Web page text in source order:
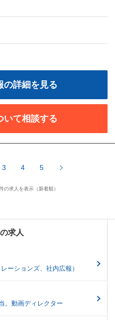
の詳細を見る
いて相談する
3 4 5
の求人を表示（新着順）
求人
ーションズ、社内広報）
。動画ディレクター